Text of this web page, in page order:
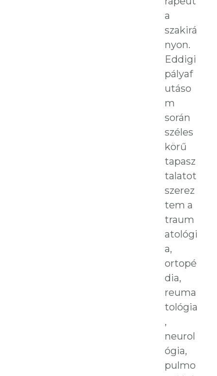
a
szakirá
nyon.
Eddigi
pályaf
utáso
m
során
széles
körű
tapasz
talatot
szerez
tem a
traum
atológi
a,
ortopé
dia,
reuma
tológia
,
neurol
ógia,
pulmo